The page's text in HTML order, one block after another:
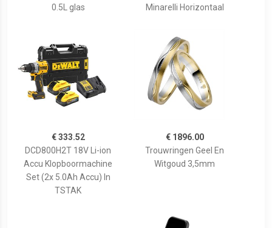
0.5L glas
Minarelli Horizontaal
€ 333.52
DCD800H2T 18V Li-ion
Accu Klopboormachine
Set (2x 5.0Ah Accu) In
TSTAK
€ 1896.00
Trouwringen Geel En
Witgoud 3,5mm